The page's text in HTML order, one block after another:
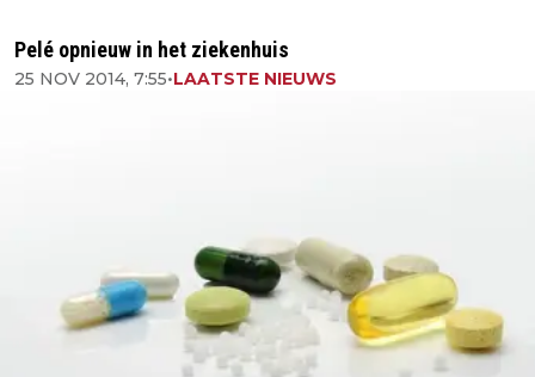
Pelé opnieuw in het ziekenhuis
25 NOV 2014, 7:55•LAATSTE NIEUWS